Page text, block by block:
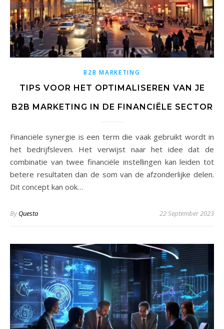
B2B MARKETING
TIPS VOOR HET OPTIMALISEREN VAN JE
B2B MARKETING IN DE FINANCIËLE SECTOR
Financiële synergie is een term die vaak gebruikt wordt in
het bedrijfsleven. Het verwijst naar het idee dat de
combinatie van twee financiële instellingen kan leiden tot
betere resultaten dan de som van de afzonderlijke delen.
Dit concept kan ook…
ByQuesta 22 September 2023